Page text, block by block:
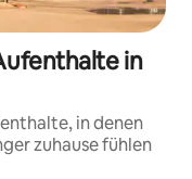
in
in denen
zuhause fühlen